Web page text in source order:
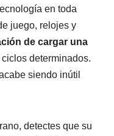
en toda
juego, relojes y
de cargar una
determinados.
siendo inútil
detectes que su